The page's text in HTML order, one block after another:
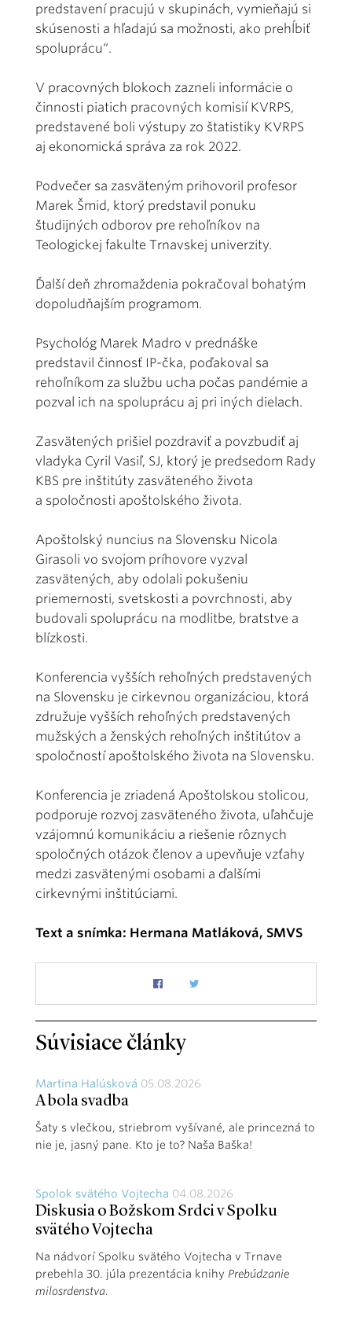
predstavení pracujú v skupinách, vymieňajú si
skúsenosti a hľadajú sa možnosti, ako prehĺbiť
spoluprácu“.
V pracovných blokoch zazneli informácie o
činnosti piatich pracovných komisií KVRPS,
predstavené boli výstupy zo štatistiky KVRPS
aj ekonomická správa za rok 2022.
Podvečer sa zasväteným prihovoril profesor
Marek Šmid, ktorý predstavil ponuku
študijných odborov pre rehoľníkov na
Teologickej fakulte Trnavskej univerzity.
Ďalší deň zhromaždenia pokračoval bohatým
dopoludňajším programom.
Psychológ Marek Madro v prednáške
predstavil činnosť IP-čka, poďakoval sa
rehoľníkom za službu ucha počas pandémie a
pozval ich na spoluprácu aj pri iných dielach.
Zasvätených prišiel pozdraviť a povzbudiť aj
vladyka Cyril Vasiľ, SJ, ktorý je predsedom Rady
KBS pre inštitúty zasväteného života
a spoločnosti apoštolského života.
Apoštolský nuncius na Slovensku Nicola
Girasoli vo svojom príhovore vyzval
zasvätených, aby odolali pokušeniu
priemernosti, svetskosti a povrchnosti, aby
budovali spoluprácu na modlitbe, bratstve a
blízkosti.
Konferencia vyšších rehoľných predstavených
na Slovensku je cirkevnou organizáciou, ktorá
združuje vyšších rehoľných predstavených
mužských a ženských rehoľných inštitútov a
spoločností apoštolského života na Slovensku.
Konferencia je zriadená Apoštolskou stolicou,
podporuje rozvoj zasväteného života, uľahčuje
vzájomnú komunikáciu a riešenie rôznych
spoločných otázok členov a upevňuje vzťahy
medzi zasvätenými osobami a ďalšími
cirkevnými inštitúciami.
Text a snímka: Hermana Matláková, SMVS
Súvisiace články
Martina Halúsková 05.08.2026
A bola svadba
Šaty s vlečkou, striebrom vyšívané, ale princezná to
nie je, jasný pane. Kto je to? Naša Baška!
Spolok svätého Vojtecha 04.08.2026
Diskusia o Božskom Srdci v Spolku
svätého Vojtecha
Na nádvorí Spolku svätého Vojtecha v Trnave
prebehla 30. júla prezentácia knihy Prebúdzanie
milosrdenstva.